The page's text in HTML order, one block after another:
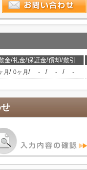
金/礼金/保証金/償却/敷引
月 / 0ヶ月 / - / - / -